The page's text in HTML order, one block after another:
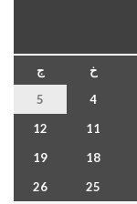
خ
ج
4
5
11
12
18
19
25
26